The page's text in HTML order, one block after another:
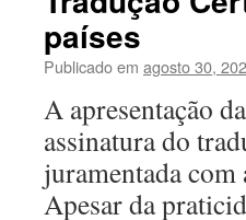
países
Publicado em agosto 30,
A apresentação
assinatura do
juramentada
Apesar da